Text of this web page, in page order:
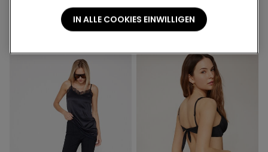
Trägern aus gerippter
5.05 CHF-70%
Baumwolle mit
Muschelkante
17.95 CHF 5.35 CHF
IN ALLE COOKIES EINWILLIGEN